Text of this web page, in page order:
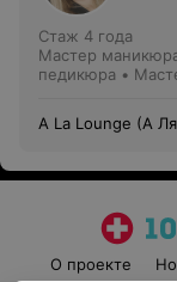
Стаж 4 года
Мастер
педикюра •
A La Lounge (А
О проекте